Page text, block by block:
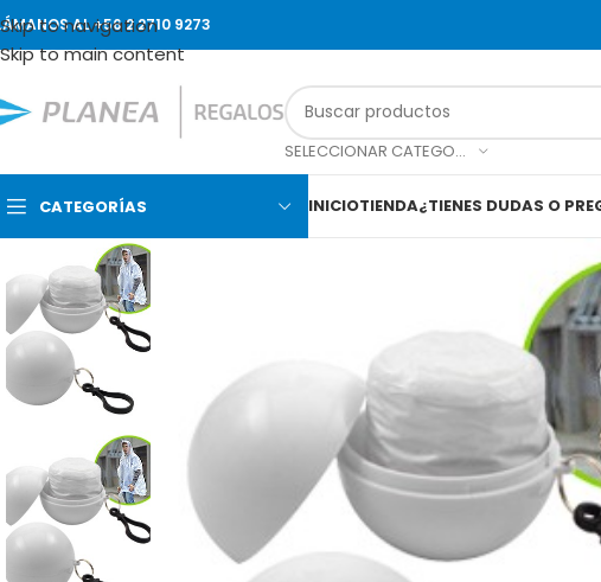
Skip to navigation
Skip to main content
AL +56 2 2710 9273
SELECCIONAR CATEGORÍA
CATEGORÍAS INICIOTIENDA¿TIENES DUDAS O